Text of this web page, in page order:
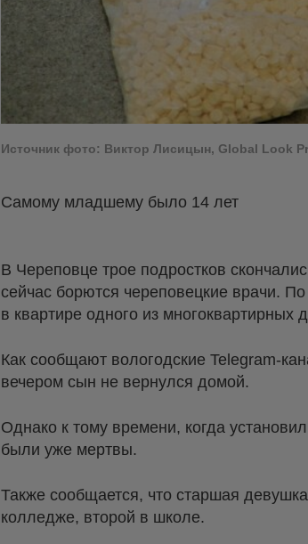
Источник фото: Виктор Лисицын, Global Look
Самому младшему было 14 лет
В Череповце трое подростков
сейчас борются череповецкие врачи.
в квартире одного из многоквартирных
Как сообщают вологодские Telegram-
вечером сын не вернулся домой.
Однако к тому времени, когда
были уже мертвы.
Также сообщается, что старшая
колледже, второй в школе.